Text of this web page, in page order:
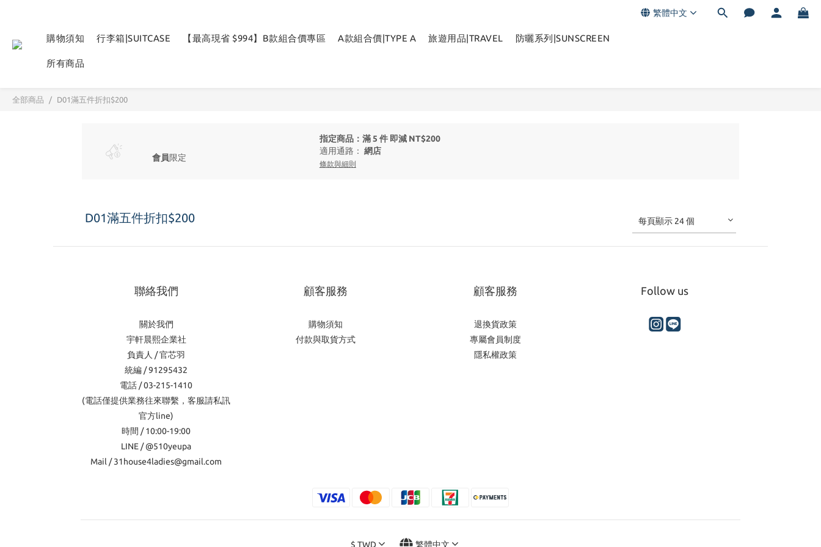
繁體中文
購物須知 行李箱|SUITCASE 【最高現省 $994】B款組合價專區 A款組合價|TYPE A 旅遊用品|TRAVEL 防曬系列|SUNSCREEN
所有商品
全部商品 D01滿五件折扣$200
會員限定
指定商品：滿 5 件 即減 NT$200
適用通路： 網店
條款與細則
D01滿五件折扣$200 每頁顯示 24 個
聯絡我們
關於我們
宇軒晨熙企業社
負責人 / 官芯羽
統編 / 91295432
電話 / 03-215-1410
(電話僅提供業務往來聯繫，客服請私訊
官方line)
時間 / 10:00-19:00
LINE / @510yeupa
Mail / 31house4ladies@gmail.com
顧客服務
購物須知
付款與取貨方式
顧客服務
退換貨政策
專屬會員制度
隱私權政策
Follow us
$ TWD 繁體中文